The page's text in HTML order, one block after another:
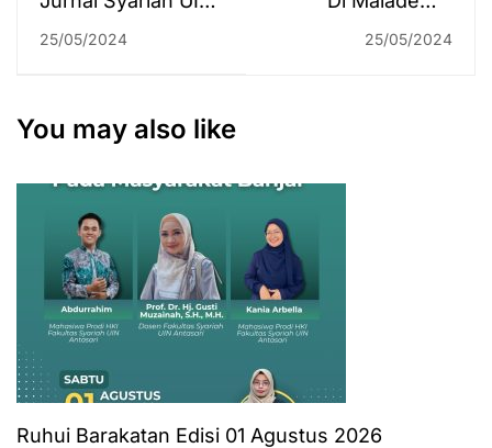
Antasari Tembus
Bereputasi
25/05/2024
Rektor MoU
25/05/2024
You may also like
Ruhui Barakatan Edisi 01 Agustus 2026